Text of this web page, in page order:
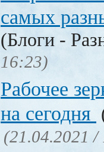
самых
(Блоги -
16:23)
Рабочее
на сегодня
(21.04.2021 /